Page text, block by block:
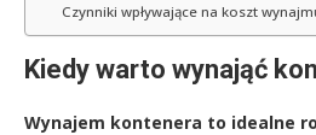
Czynniki wpływające na koszt
Kiedy warto wynająć
Wynajem kontenera to idealne